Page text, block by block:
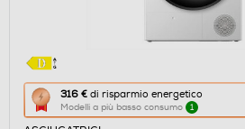
316 € di risparmio energetico
Modelli a più basso consumo 1
Questa
azione